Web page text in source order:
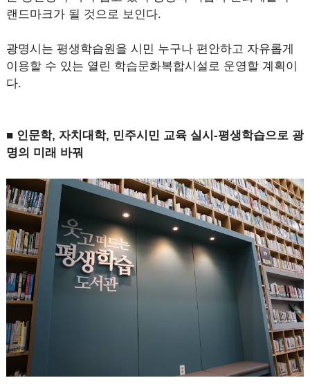
랜드마크가 될 것으로 보인다.
광명시는 평생학습원을 시민 누구나 편안하고 자유롭게
이용할 수 있는 열린 학습문화복합시설로 운영할 계획이
다.
■ 인문학, 자치대학, 민주시민 교육 실시-평생학습으로 광
명의 미래 바꿔